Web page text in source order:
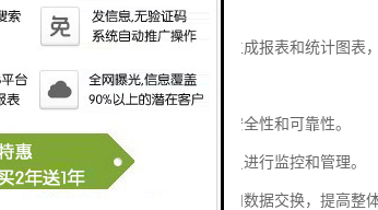
时间、负载、倾斜角度等，可以生成报表和统计图表
作和查看相关信息，保障系统的安全性和可靠性。
状态和周围环境，方便操作人员进行监控和管理。
系统的接口对接，实现信息共享和数据交换，提高整